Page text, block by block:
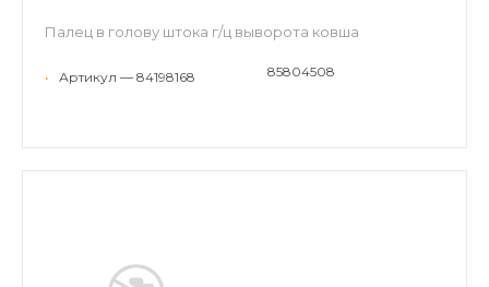
Палец в голову штока г/ц выворота ковша
• Артикул — 84198168 85804508